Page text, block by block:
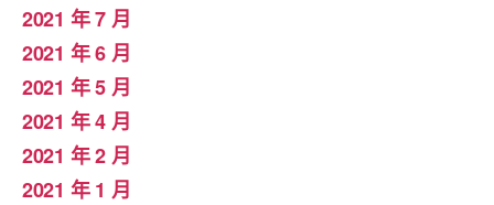
2021 年 7 月
2021 年 6 月
2021 年 5 月
2021 年 4 月
2021 年 2 月
2021 年 1 月